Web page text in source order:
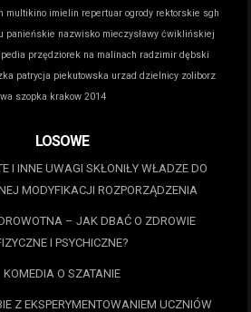
multikino imielin repertuar ogrody rektorskie sgh
panieńskie nazwisko mieczysławy ćwiklińskiej
przędziorek na malinach radzimir dębski
patrycja piekutowska urzad dzielnicy zoliborz
szopka krakow 2014
LOSOWE
I INNE UWAGI SKŁONIŁY WŁADZE DO
MODYFIKACJI ROZPORZĄDZENIA
– JAK DBAĆ O ZDROWIE
I PSYCHICZNE?
KOMEDIA O SZATANIE
Z EKSPERYMENTOWANIEM UCZNIÓW